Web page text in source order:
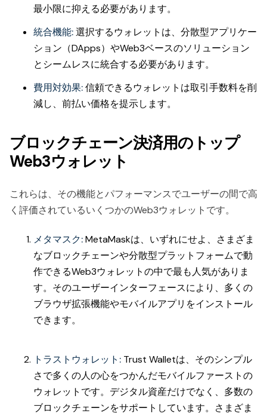
最小限に抑える必要があります。
統合機能:選択するウォレットは、分散型アプリケー
ション（DApps）やWeb3ベースのソリューション
とシームレスに統合する必要があります。
費用対効果:信頼できるウォレットは取引手数料を削
減し、前払い価格を提示します。
ブロックチェーン決済用のトップ
Web3ウォレット
これらは、その機能とパフォーマンスでユーザーの間で高
く評価されているいくつかのWeb3ウォレットです。
メタマスク:MetaMaskは、いずれにせよ、さまざま
なブロックチェーンや分散型プラットフォームで動
作できるWeb3ウォレットの中で最も人気がありま
す。そのユーザーインターフェースにより、多くの
ブラウザ拡張機能やモバイルアプリをインストール
できます。
トラストウォレット: Trust Walletは、そのシンプル
さで多くの人の心をつかんだモバイルファーストの
ウォレットです。デジタル資産だけでなく、多数の
ブロックチェーンをサポートしています。さまざま